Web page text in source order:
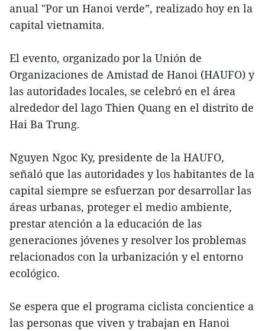
anual "Por un Hanoi verde”, realizado hoy en la
capital vietnamita.
El evento, organizado por la Unión de
Organizaciones de Amistad de Hanoi (HAUFO) y
las autoridades locales, se celebró en el área
alrededor del lago Thien Quang en el distrito de
Hai Ba Trung.
Nguyen Ngoc Ky, presidente de la HAUFO,
señaló que las autoridades y los habitantes de la
capital siempre se esfuerzan por desarrollar las
áreas urbanas, proteger el medio ambiente,
prestar atención a la educación de las
generaciones jóvenes y resolver los problemas
relacionados con la urbanización y el entorno
ecológico.
Se espera que el programa ciclista concientice a
las personas que viven y trabajan en Hanoi